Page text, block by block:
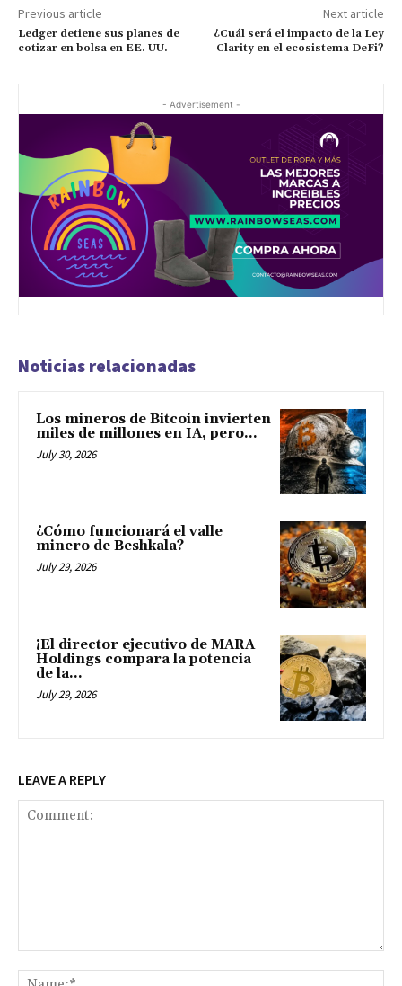
Previous article
Ledger detiene sus planes de
cotizar en bolsa en EE. UU.
Next article
¿Cuál será el impacto de la Ley
Clarity en el ecosistema DeFi?
- Advertisement -
Noticias relacionadas
Los mineros de Bitcoin invierten
miles de millones en IA, pero...
July 30, 2026
¿Cómo funcionará el valle
minero de Beshkala?
July 29, 2026
¡El director ejecutivo de MARA
Holdings compara la potencia
de la...
July 29, 2026
LEAVE A REPLY